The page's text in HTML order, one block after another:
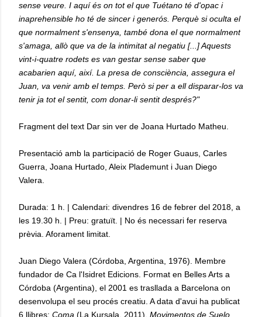
sense veure. I aquí és on tot el que Tuétano té d'opac i
inaprehensible ho té de sincer i generós. Perquè si oculta el
que normalment s'ensenya, també dona el que normalment
s'amaga, allò que va de la intimitat al negatiu [...] Aquests
vint-i-quatre rodets es van gestar sense saber que
acabarien aquí, així. La presa de consciència, assegura el
Juan, va venir amb el temps. Però si per a ell disparar-los va
tenir ja tot el sentit, com donar-li sentit després?"
Fragment del text Dar sin ver de Joana Hurtado Matheu.
Presentació amb la participació de Roger Guaus, Carles
Guerra, Joana Hurtado, Aleix Plademunt i Juan Diego
Valera.
Durada: 1 h. | Calendari: divendres 16 de febrer del 2018, a
les 19.30 h. | Preu: gratuït. | No és necessari fer reserva
prèvia. Aforament limitat.
Juan Diego Valera (Córdoba, Argentina, 1976). Membre
fundador de Ca l'Isidret Edicions. Format en Belles Arts a
Córdoba (Argentina), el 2001 es trasllada a Barcelona on
desenvolupa el seu procés creatiu. A data d'avui ha publicat
6 llibres: Coma (La Kursala, 2011), Movimentos de Suelo